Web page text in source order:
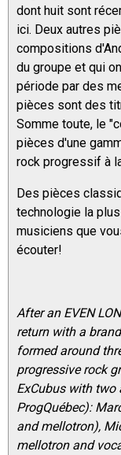
dont huit sont
ici. Deux autres
compositions
du groupe et qui
période par des
pièces sont des
Somme toute, le
pièces d'une
rock progressif à
Des pièces
technologie la
musiciens que
écouter!
After an EVEN
return with a
formed around
progressive rock
ExCubus with
ProgQuébec):
and mellotron),
mellotron and